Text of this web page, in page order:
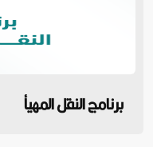
برنامج النقل المهيأ